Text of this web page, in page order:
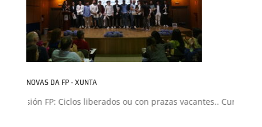
NOVAS DA FP - XUNTA
FP: Ciclos liberados ou con prazas vacantes.. Curso 2026-